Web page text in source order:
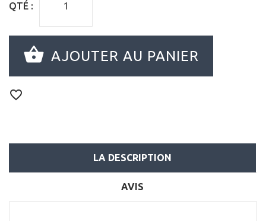
QTÉ :
LA DESCRIPTION
AVIS